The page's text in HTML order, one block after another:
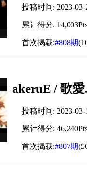
投稿时间: 2023-03-
累计得分:
首次揭载:#808期
akeruE / 歌
投稿时间: 2023-03-
累计得分:
首次揭载:#807期